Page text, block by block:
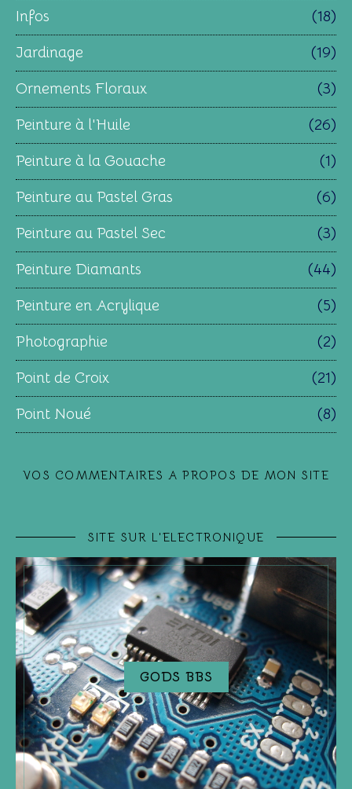
Infos
(18)
Jardinage
(19)
Ornements Floraux
(3)
Peinture à l'Huile
(26)
Peinture à la Gouache
(1)
Peinture au Pastel Gras
(6)
Peinture au Pastel Sec
(3)
Peinture Diamants
(44)
Peinture en Acrylique
(5)
Photographie
(2)
Point de Croix
(21)
Point Noué
(8)
VOS COMMENTAIRES A PROPOS DE MON SITE
SITE SUR L'ELECTRONIQUE
GODS BBS